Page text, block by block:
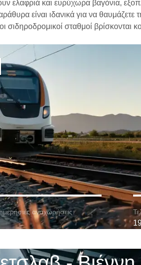
ελαφριά και ευρύχωρα βαγόνια,
είναι ιδανικά για να θαυμάζετε
σταθμοί βρίσκονται
αναχωρήσεις: